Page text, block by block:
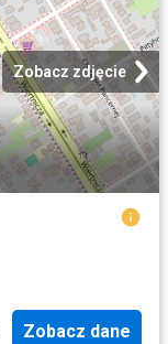
Zobacz zdjęcie
Zobacz dane